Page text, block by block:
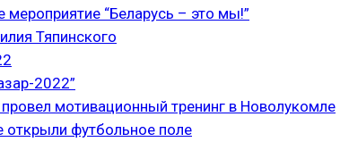
мероприятие “Беларусь – это мы!”
Тяпинского
2022”
мотивационный тренинг в Новолукомле
открыли футбольное поле